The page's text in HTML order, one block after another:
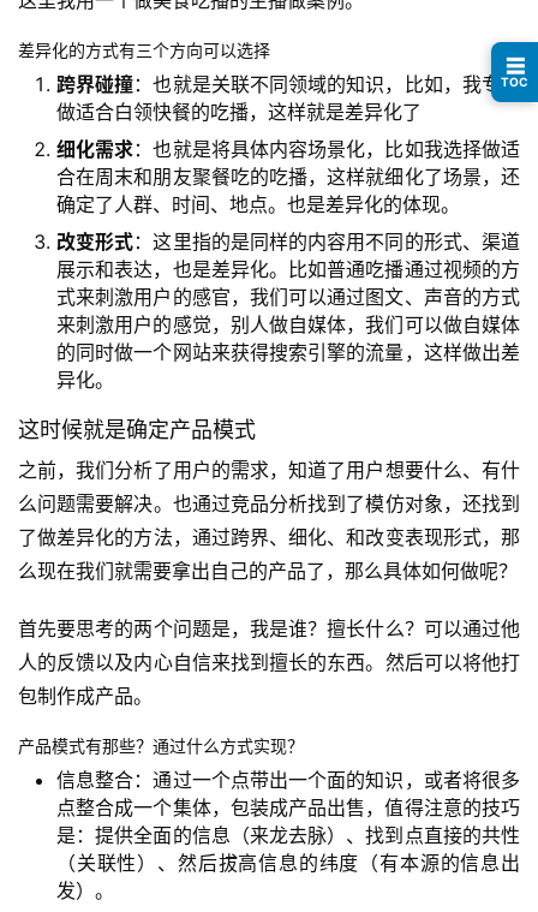
坑
指
南
运
会
员
专
区
登录 注册
差异化的方式有三个方向可以选择
跨界碰撞：也就是关联不同领域的知识，比如，我专门
做适合白领快餐的吃播，这样就是差异化了
细化需求：也就是将具体内容场景化，比如我选择做适
合在周末和朋友聚餐吃的吃播，这样就细化了场景，还
确定了人群、时间、地点。也是差异化的体现。
改变形式：这里指的是同样的内容用不同的形式、渠道
展示和表达，也是差异化。比如普通吃播通过视频的方
式来刺激用户的感官，我们可以通过图文、声音的方式
来刺激用户的感觉，别人做自媒体，我们可以做自媒体
的同时做一个网站来获得搜索引擎的流量，这样做出差
异化。
这时候就是确定产品模式
之前，我们分析了用户的需求，知道了用户想要什么、有什
么问题需要解决。也通过竞品分析找到了模仿对象，还找到
了做差异化的方法，通过跨界、细化、和改变表现形式，那
么现在我们就需要拿出自己的产品了，那么具体如何做呢？
首先要思考的两个问题是，我是谁？擅长什么？可以通过他
人的反馈以及内心自信来找到擅长的东西。然后可以将他打
包制作成产品。
产品模式有那些？通过什么方式实现？
信息整合：通过一个点带出一个面的知识，或者将很多
点整合成一个集体，包装成产品出售，值得注意的技巧
是：提供全面的信息（来龙去脉）、找到点直接的共性
（关联性）、然后拔高信息的纬度（有本源的信息出
发）。
☰
TOC